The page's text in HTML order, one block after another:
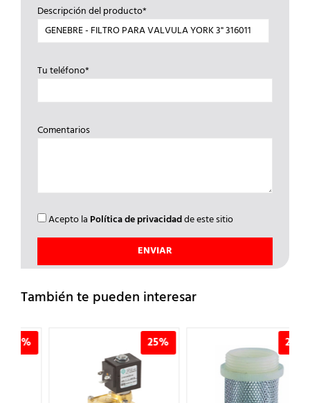
Descripción del producto*
Tu teléfono*
Comentarios
Acepto la Política de privacidadde este sitio
También te pueden interesar